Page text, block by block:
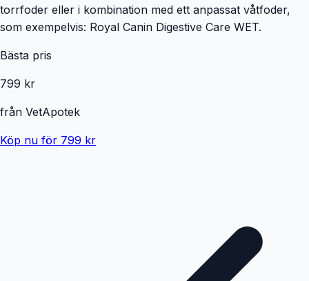
torrfoder eller i kombination med ett anpassat våtfoder,
som exempelvis: Royal Canin Digestive Care WET.
Bästa pris
799 kr
från VetApotek
Köp nu för 799 kr